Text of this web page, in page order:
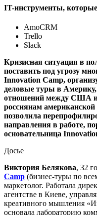
IT-инструменты,
AmoCRM
Trello
Slack
Кризисная ситуация в
поставить под угрозу
Innovation Camp,
деловые туры в Америку,
отношений между США и
россиянам
позволила
направления в работе,
основательница
Досье
Виктория Белякова, 32
Camp (бизнес-туры по
маркетолог. Работала
агентстве в Киеве,
креативного мышления
основала лабораторию